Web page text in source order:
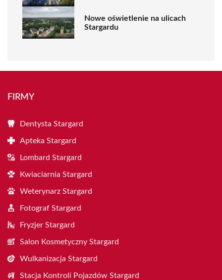
Nowe oświetlenie na ulicach
Stargardu
FIRMY
Dentysta Stargard
Apteka Stargard
Lombard Stargard
Kwiaciarnia Stargard
Weterynarz Stargard
Fotograf Stargard
Fryzjer Stargard
Salon Kosmetyczny Stargard
Wulkanizacja Stargard
Stacja Kontroli Pojazdów Stargard